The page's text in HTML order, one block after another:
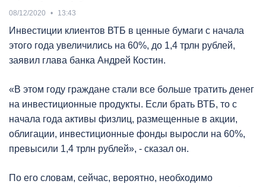
08/12/2020 13:43
Инвестиции клиентов ВТБ в ценные бумаги с начала
этого года увеличились на 60%, до 1,4 трлн рублей,
заявил глава банка Андрей Костин.
«В этом году граждане стали все больше тратить денег
на инвестиционные продукты. Если брать ВТБ, то с
начала года активы физлиц, размещенные в акции,
облигации, инвестиционные фонды выросли на 60%,
превысили 1,4 трлн рублей», - сказал он.
По его словам, сейчас, вероятно, необходимо